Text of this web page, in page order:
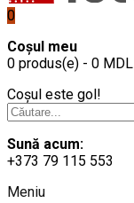
0
Coșul meu
0 produs(e) - 0 MDL
Coșul este gol!
Sună acum:
+373 79 115 553
Meniu